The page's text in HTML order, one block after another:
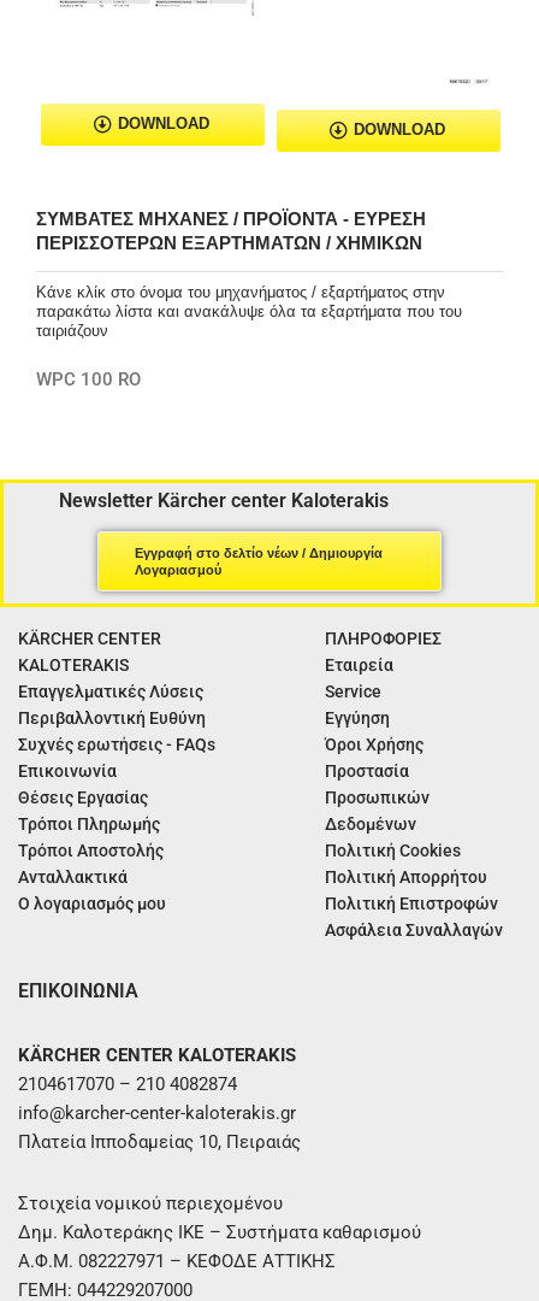
DOWNLOAD DOWNLOAD
ΣΥΜΒΑΤΈΣ ΜΗΧΑΝΈΣ / ΠΡΟΪΌΝΤΑ - ΕΎΡΕΣΗ
ΠΕΡΙΣΣΌΤΕΡΩΝ ΕΞΑΡΤΗΜΆΤΩΝ / ΧΗΜΙΚΏΝ
Κάνε κλίκ στο όνομα του μηχανήματος / εξαρτήματος στην
παρακάτω λίστα και ανακάλυψε όλα τα εξαρτήματα που του
ταιριάζουν
WPC 100 RO
Newsletter Kärcher center Kaloterakis
Εγγραφή στο δελτίο νέων / Δημιουργία
Λογαριασμού
KÄRCHER CENTER
KALOTERAKIS
Επαγγελματικές Λύσεις
Περιβαλλοντική Ευθύνη
Συχνές ερωτήσεις - FAQs
Επικοινωνία
Θέσεις Εργασίας
Τρόποι Πληρωμής
Τρόποι Αποστολής
Ανταλλακτικά
Ο λογαριασμός μου
ΠΛΗΡΟΦΟΡΙΕΣ
Εταιρεία
Service
Εγγύηση
Όροι Χρήσης
Προστασία
Προσωπικών
Δεδομένων
Πολιτική Cookies
Πολιτική Απορρήτου
Πολιτική Επιστροφών
Ασφάλεια Συναλλαγών
ΕΠΙΚΟΙΝΩΝΙΑ
KÄRCHER CENTER KALOTERAKIS
2104617070 – 210 4082874
info@karcher-center-kaloterakis.gr
Πλατεία Ιπποδαμείας 10, Πειραιάς
Στοιχεία νομικού περιεχομένου
Δημ. Καλοτεράκης ΙΚΕ – Συστήματα καθαρισμού
Α.Φ.Μ. 082227971 – ΚΕΦΟΔΕ ΑΤΤΙΚΗΣ
ΓΕΜΗ: 044229207000